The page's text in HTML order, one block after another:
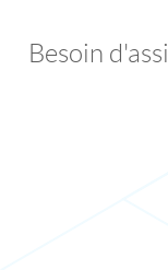
Besoin